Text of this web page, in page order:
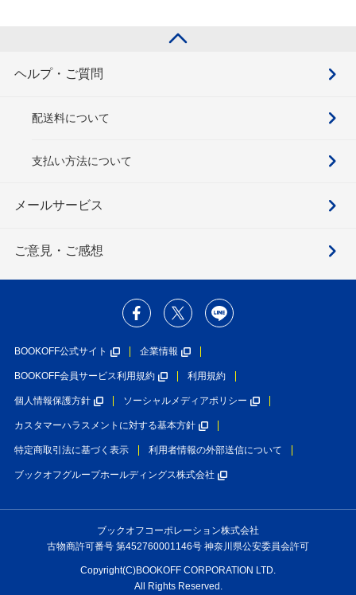
ヘルプ・ご質問
配送料について
支払い方法について
メールサービス
ご意見・ご感想
BOOKOFF公式サイト 企業情報
BOOKOFF会員サービス利用規約 利用規約
個人情報保護方針 ソーシャルメディアポリシー
カスタマーハラスメントに対する基本方針
特定商取引法に基づく表示 利用者情報の外部送信について
ブックオフグループホールディングス株式会社
ブックオフコーポレーション株式会社
古物商許可番号 第452760001146号 神奈川県公安委員会許可
Copyright(C)BOOKOFF CORPORATION LTD.
All Rights Reserved.